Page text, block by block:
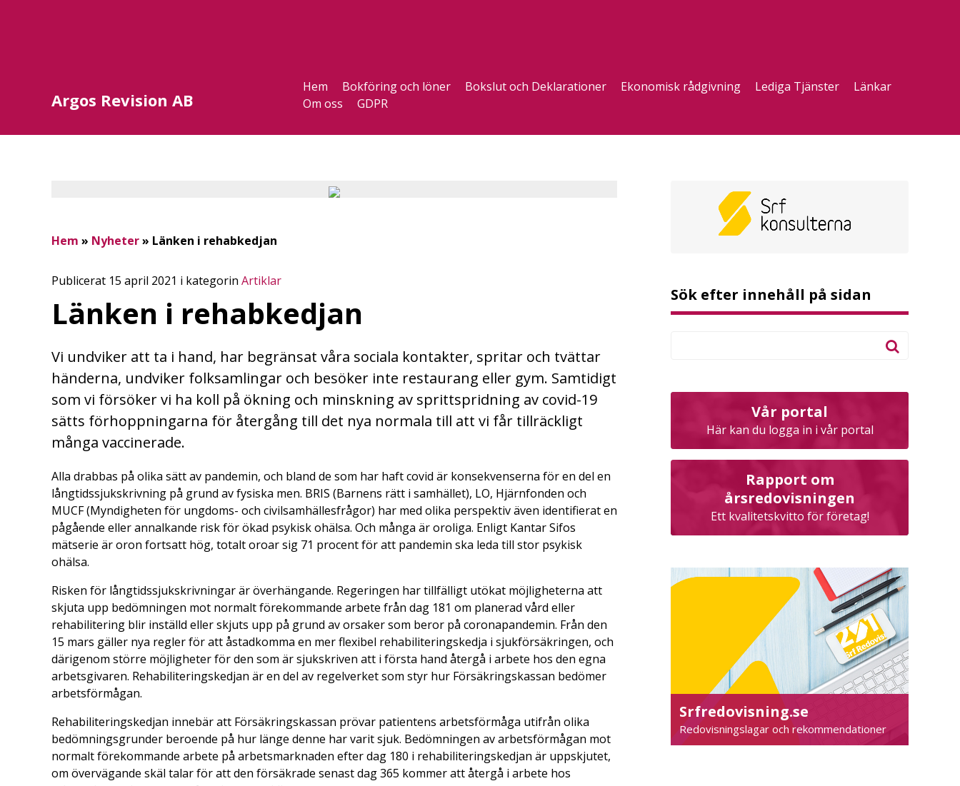
Argos Revision AB
Hem Bokföring och löner Bokslut och Deklarationer Ekonomisk rådgivning Lediga Tjänster
Länkar
Om oss
GDPR
Hem » Nyheter» Länken i rehabkedjan
Publicerat 15 april 2021 i kategorin Artiklar
Länken i rehabkedjan
Vi undviker att ta i hand, har begränsat våra sociala kontakter, spritar och tvättar
händerna, undviker folksamlingar och besöker inte restaurang eller gym. Samtidigt
som vi försöker vi ha koll på ökning och minskning av sprittspridning av covid-19
sätts förhoppningarna för återgång till det nya normala till att vi får tillräckligt
många vaccinerade.
Alla drabbas på olika sätt av pandemin, och bland de som har haft covid är konsekvenserna för en del en
långtidssjukskrivning på grund av fysiska men. BRIS (Barnens rätt i samhället), LO, Hjärnfonden och
MUCF (Myndigheten för ungdoms- och civilsamhällesfrågor) har med olika perspektiv även identifierat en
pågående eller annalkande risk för ökad psykisk ohälsa. Och många är oroliga. Enligt Kantar Sifos
mätserie är oron fortsatt hög, totalt oroar sig 71 procent för att pandemin ska leda till stor psykisk
ohälsa.
Risken för långtidssjukskrivningar är överhängande. Regeringen har tillfälligt utökat möjligheterna att
skjuta upp bedömningen mot normalt förekommande arbete från dag 181 om planerad vård eller
rehabilitering blir inställd eller skjuts upp på grund av orsaker som beror på coronapandemin. Från den
15 mars gäller nya regler för att åstadkomma en mer flexibel rehabiliteringskedja i sjukförsäkringen, och
därigenom större möjligheter för den som är sjukskriven att i första hand återgå i arbete hos den egna
arbetsgivaren. Rehabiliteringskedjan är en del av regelverket som styr hur Försäkringskassan bedömer
arbetsförmågan.
Rehabiliteringskedjan innebär att Försäkringskassan prövar patientens arbetsförmåga utifrån olika
bedömningsgrunder beroende på hur länge denne har varit sjuk. Bedömningen av arbetsförmågan mot
normalt förekommande arbete på arbetsmarknaden efter dag 180 i rehabiliteringskedjan är uppskjutet,
om övervägande skäl talar för att den försäkrade senast dag 365 kommer att återgå i arbete hos
Sök efter innehåll på sidan
Vår portal
Här kan du logga in i vår portal
Rapport om
årsredovisningen
Ett kvalitetskvitto för företag!
Srfredovisning.se
Redovisningslagar och rekommendationer